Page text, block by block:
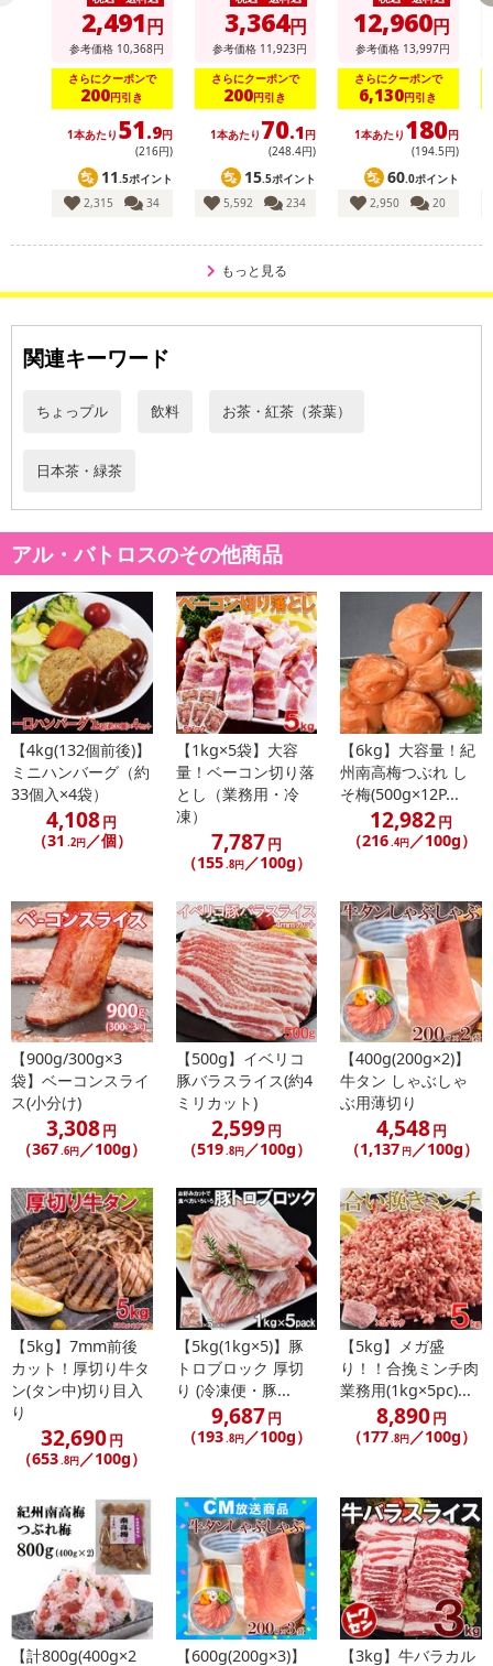
【配送伝票番号について】
伝票番号がマイページに表示されない場合もございます。
【配送日時の指定について】
※配送日時の指定が可能な商品の場合、商品によってご指定できる
配送日、配送時間が異なる可能性がございます。
カート機能をご利用の場合は、配送日時指定をご利用いただけませ
ん。
発送日カレンダー
休業日
■その他共通および商品カテゴリー別注意事項（※必ずご確認くだ
さい）
こちらの情報は2026年07月09日 時点での情報となります。
2,491円
参考価格 10,368円
さらにクーポンで
200円引き
1本あたり 51.9円
(216円)
11.5ポイント
2,315
34
3,364円
参考価格 11,923円
さらにクーポンで
200円引き
1本あたり 70.1 円
(248.4円)
15.5ポイント
5,592
234
12,960円
参考価格 13,997円
さらにクーポンで
6,130円引き
1本あたり 180円
(194.5円)
60.0ポイント
2,950
20
もっと見る
関連キーワード
ちょっプル 飲料 お茶・紅茶（茶葉）
日本茶・緑茶
アル・バトロスのその他商品
【4kg(132個前後)】
ミニハンバーグ（約
33個入×4袋）
4,108円
（31 .2円／個）
【1kg×5袋】大容
量！ベーコン切り落
とし（業務用・冷
凍）
7,787円
（155.8円／100g）
【6kg】大容量！紀
州南高梅つぶれ し
そ梅(500g×12P...
12,982円
（216.4円／100g）
【900g/300g×3
袋】ベーコンスライ
ス(小分け)
3,308円
（367.6円／100g）
【500g】イベリコ
豚バラスライス(約4
ミリカット)
2,599円
（519.8円／100g）
【400g(200g×2)】
牛タン しゃぶしゃ
ぶ用薄切り
4,548円
（1,137 円／100g）
【5kg】7mm前後
カット！厚切り牛タ
ン(タン中)切り目入
り
32,690円
（653.8円／100g）
【5kg(1kg×5)】豚
トロブロック 厚切
り (冷凍便・豚...
9,687円
（193.8円／100g）
【5kg】メガ盛
り！！合挽ミンチ肉
業務用(1kg×5pc)...
8,890円
（177.8円／100g）
【計800g(400g×2
【600g(200g×3)】
【3kg】牛バラカル